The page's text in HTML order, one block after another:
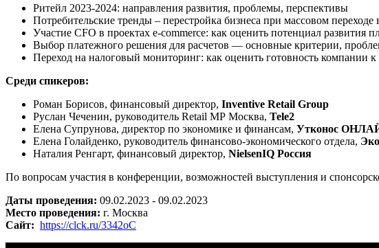
Ритейл 2023-2024: направления развития, проблемы, перспективы
Потребительские тренды – перестройка бизнеса при массовом переходе
Участие CFO в проектах e-commerce: как оценить потенциал развития
Выбор платежного решения для расчетов — основные критерии,
Переход на налоговый мониторинг: как оценить готовность компании
Среди спикеров:
Роман Борисов, финансовый директор, Inventive Retail Group
Руслан Чеченин, руководитель Retail МР Москва, Tele2
Елена Супрунова, директор по экономике и финансам, Утконос
Елена Голайденко, руководитель финансово-экономического отдела,
Наталия Ренгарт, финансовый директор, NielsenIQ Россия
По вопросам участия в конференции, возможностей выступления и
Даты проведения: 09.02.2023 - 09.02.2023
Место проведения: г. Москва
Сайт: https://clck.ru/3342oC